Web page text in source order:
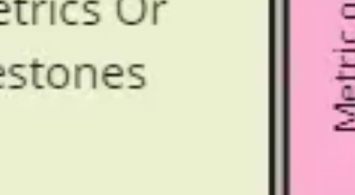
리서치 및 디자인